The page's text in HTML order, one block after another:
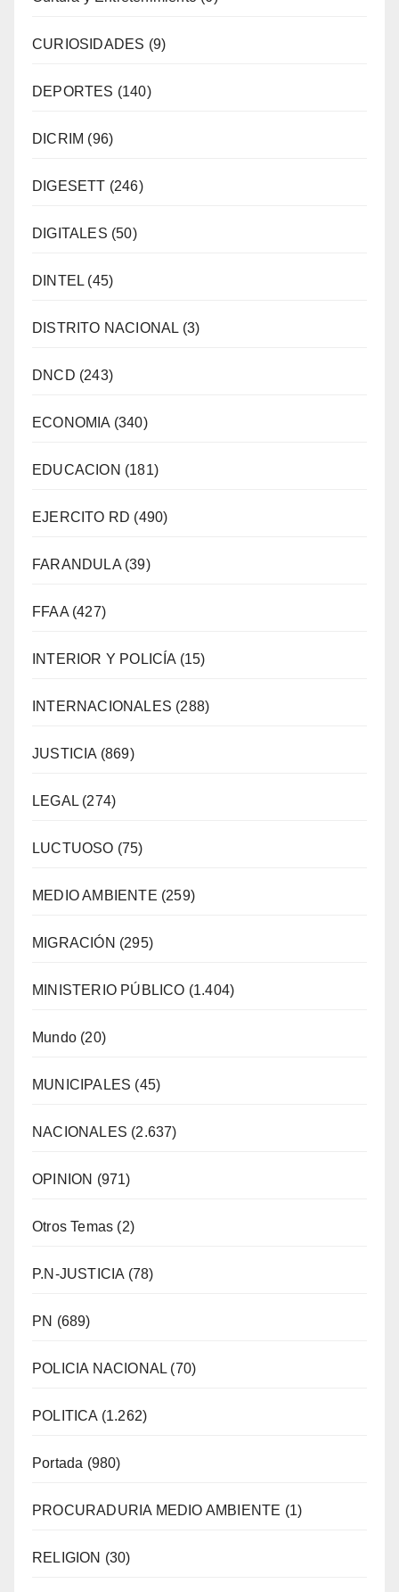
CURIOSIDADES (9)
DEPORTES (140)
DICRIM (96)
DIGESETT (246)
DIGITALES (50)
DINTEL (45)
DISTRITO NACIONAL (3)
DNCD (243)
ECONOMIA (340)
EDUCACION (181)
EJERCITO RD (490)
FARANDULA(39)
FFAA(427)
INTERIOR Y POLICÍA (15)
INTERNACIONALES (288)
JUSTICIA (869)
LEGAL (274)
LUCTUOSO (75)
MEDIO AMBIENTE (259)
MIGRACIÓN (295)
MINISTERIO PÚBLICO (1.404)
Mundo (20)
MUNICIPALES (45)
NACIONALES (2.637)
OPINION (971)
Otros Temas (2)
P.N-JUSTICIA (78)
PN (689)
POLICIA NACIONAL (70)
POLITICA (1.262)
Portada (980)
PROCURADURIA MEDIO AMBIENTE (1)
RELIGION (30)